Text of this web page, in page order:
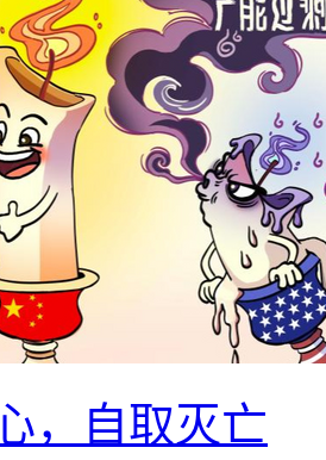
，自取灭亡